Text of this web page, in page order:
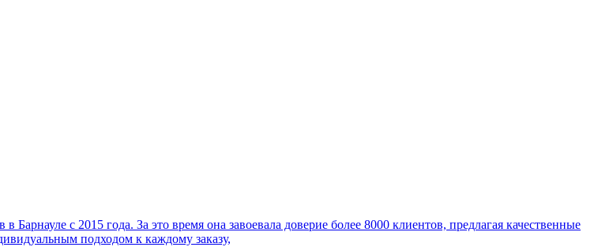
с 2015 года. За это время она завоевала доверие более 8000 клиентов, предлагая качественные
подходом к каждому заказу,